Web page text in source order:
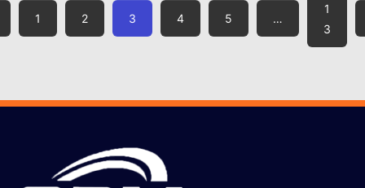
1 2 3 4 5 …
1
3